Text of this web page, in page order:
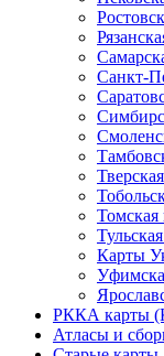
Санкт-
Томская
Карты
РККА карты
Атласы и